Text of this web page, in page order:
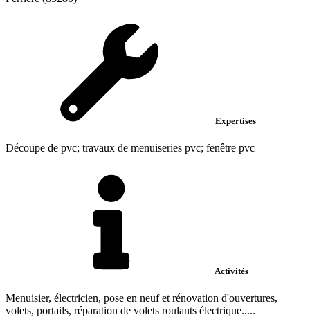
Expertises
Découpe de pvc; travaux de menuiseries pvc; fenêtre pvc
Activités
Menuisier, électricien, pose en neuf et rénovation d'ouvertures,
volets, portails, réparation de volets roulants électrique.....